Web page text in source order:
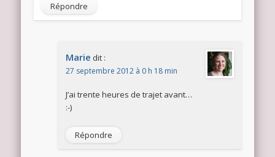
Répondre
Marie dit :
27 septembre 2012 à 0 h 18 min
J’ai trente heures de trajet avant…
:-)
Répondre